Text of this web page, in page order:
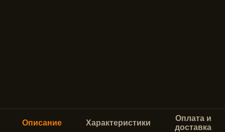
Описание Характеристики
Оплата и
доставка